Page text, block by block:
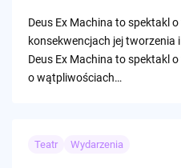
Deus Ex Machina to spektakl
konsekwencjach jej tworzenia
Deus Ex Machina to spektakl
o wątpliwościach…
Teatr Wydarzenia